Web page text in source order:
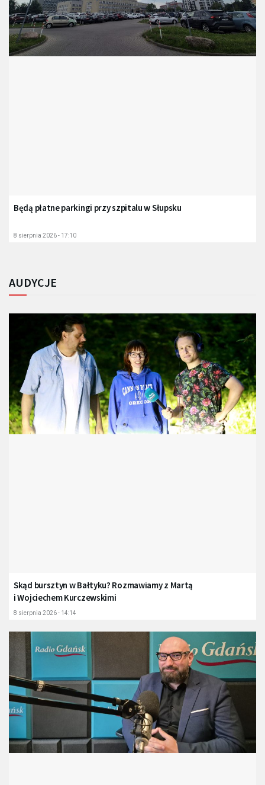
Będą płatne parkingi przy szpitalu w Słupsku
8 sierpnia 2026 - 17:10
AUDYCJE
Skąd bursztyn w Bałtyku? Rozmawiamy z Martą
i Wojciechem Kurczewskimi
8 sierpnia 2026 - 14:14